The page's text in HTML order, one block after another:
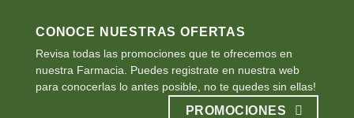
CONOCE NUESTRAS OFERTAS
Revisa todas las promociones que te ofrecemos en
nuestra Farmacia. Puedes registrate en nuestra web
para conocerlas lo antes posible, no te quedes sin ellas!
PROMOCIONES